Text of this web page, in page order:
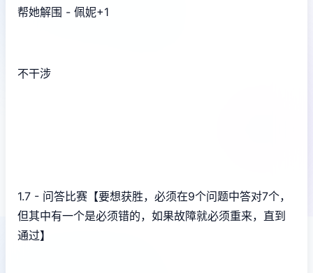
帮她解围 - 佩妮+1
不干涉
1.7 - 问答比赛【要想获胜，必须在9个问题中答对7个，
但其中有一个是必须错的，如果故障就必须重来，直到
通过】